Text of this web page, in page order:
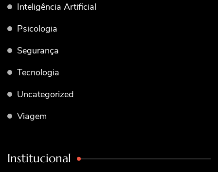
Inteligência Artificial
Psicologia
Segurança
Tecnologia
Uncategorized
Viagem
Institucional